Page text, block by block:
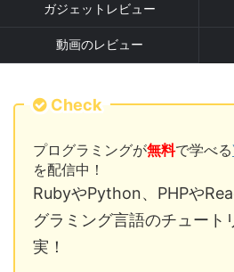
ガジェットレビュー
動画のレビュー
Check
プログラミングが無料で学べる
を配信中！
RubyやPython、PHPや
グラミング言語のチュート
実！